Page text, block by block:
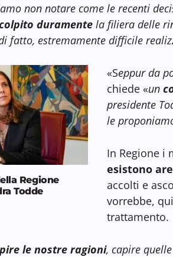
non notare come le recenti
duramente la filiera delle
fatto, estremamente difficile
Regione
Todde
«Seppur da
chiede «un
presidente
le
In Regione i
esistono
accolti e
vorrebbe,
trattamento.
le nostre ragioni, capire